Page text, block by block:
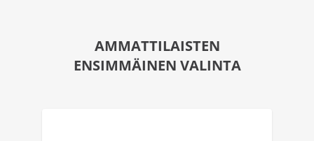
AMMATTILAISTEN
ENSIMMÄINEN VALINTA